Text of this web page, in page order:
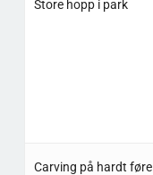
Store hopp i park
Carving på hardt føre